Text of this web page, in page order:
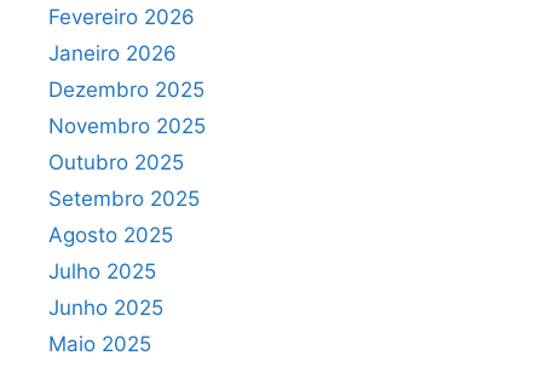
Fevereiro 2026
Janeiro 2026
Dezembro 2025
Novembro 2025
Outubro 2025
Setembro 2025
Agosto 2025
Julho 2025
Junho 2025
Maio 2025